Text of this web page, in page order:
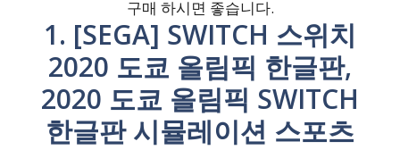
구매 하시면 좋습니다.
1. [SEGA] SWITCH 스위치
2020 도쿄 올림픽 한글판,
2020 도쿄 올림픽 SWITCH
한글판 시뮬레이션 스포츠